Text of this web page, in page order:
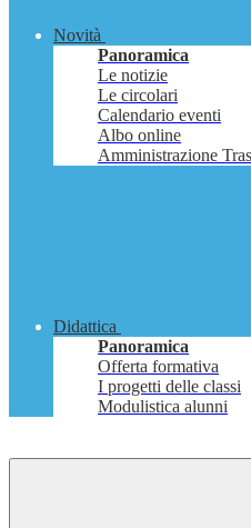
Novità
Panoramica
Le notizie
Le circolari
Calendario eventi
Albo online
Amministrazione
Didattica
Panoramica
Offerta formativa
I progetti delle classi
Modulistica alunni